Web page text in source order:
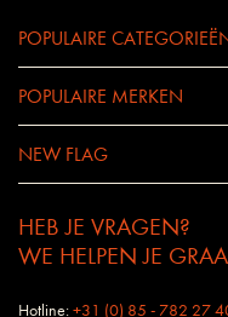
POPULAIRE
POPULAIRE MERKEN
NEW FLAG
HEB JE VRAGEN?
WE HELPEN JE
Hotline:+31 (0) 85 - 782 27